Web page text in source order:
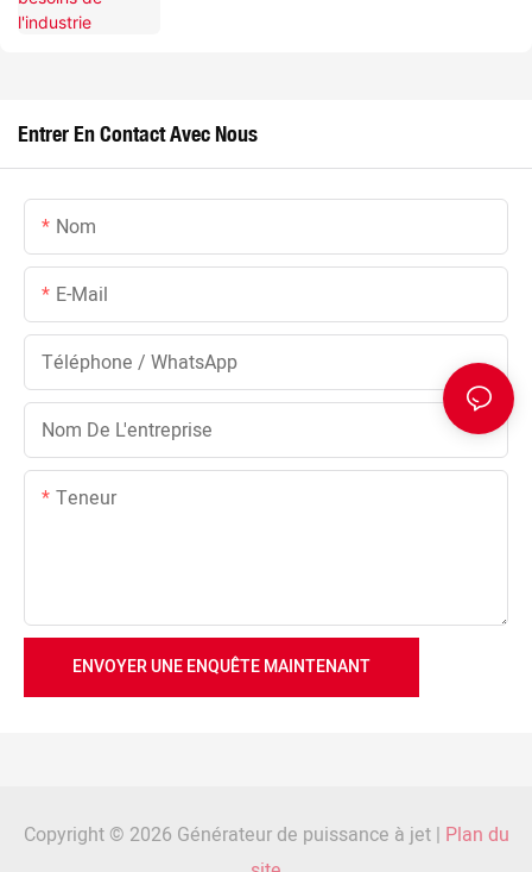
Entrer En Contact Avec Nous
Nom
E-Mail
Téléphone / WhatsApp
Nom De L'entreprise
Teneur
ENVOYER UNE ENQUÊTE MAINTENANT
Copyright © 2026 Générateur de puissance à jet | Plan du